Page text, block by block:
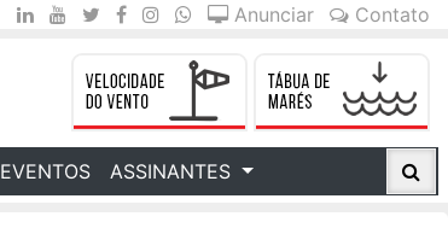
Anunciar Contato
EVENTOS ASSINANTES